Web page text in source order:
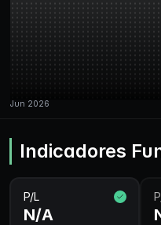
Indicadores
P/L
N/A